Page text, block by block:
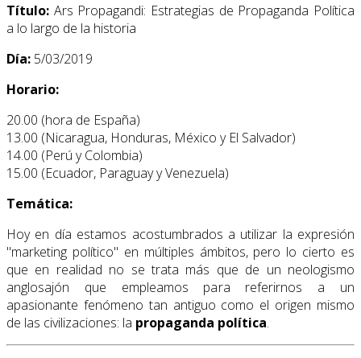
Título: Ars Propagandi: Estrategias de Propaganda Política
a lo largo de la historia
Día: 5/03/2019
Horario:
20.00 (hora de España)
13.00 (Nicaragua, Honduras, México y El Salvador)
14.00 (Perú y Colombia)
15.00 (Ecuador, Paraguay y Venezuela)
Temática:
Hoy en día estamos acostumbrados a utilizar la expresión
"marketing político" en múltiples ámbitos, pero lo cierto es
que en realidad no se trata más que de un neologismo
anglosajón que empleamos para referirnos a un
apasionante fenómeno tan antiguo como el origen mismo
de las civilizaciones: la propaganda política.